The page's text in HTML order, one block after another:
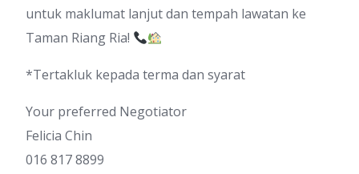
untuk maklumat lanjut dan tempah lawatan ke
Taman Riang Ria!
*Tertakluk kepada terma dan syarat
Your preferred Negotiator
Felicia Chin
016 817 8899